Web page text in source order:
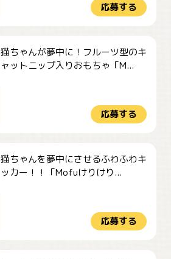
応募する
猫ちゃんが夢中に！フルーツ型のキ
ャットニップ入りおもちゃ「M...
応募する
猫ちゃんを夢中にさせるふわふわキ
ッカー！！「Mofuけりけり...
応募する